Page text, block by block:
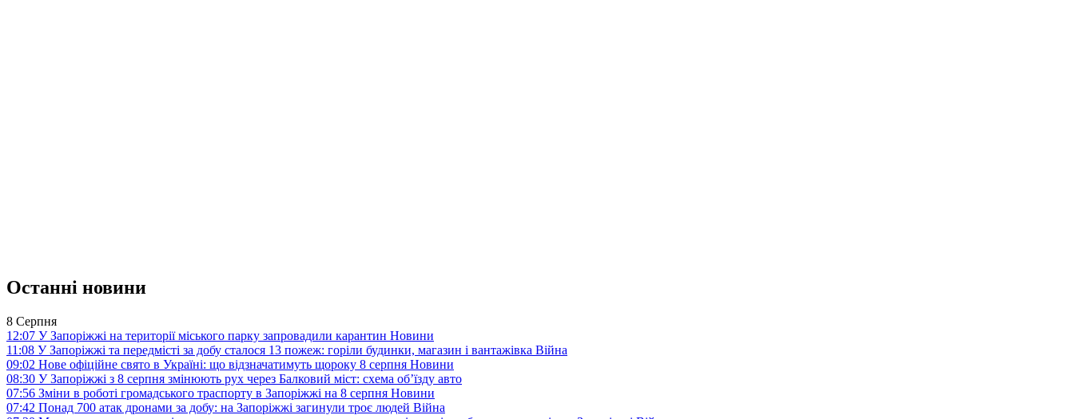
Останні новини
8 Серпня
12:07 У Запоріжжі на території міського парку запровадили карантин Новини
11:08 У Запоріжжі та передмісті за добу сталося 13 пожеж: горіли будинки, магазин і вантажівка Війна
09:02 Нове офіційне свято в Україні: що відзначатимуть щороку 8 серпня Новини
08:30 У Запоріжжі з 8 серпня змінюють рух через Балковий міст: схема об’їзду авто
07:56 Зміни в роботі громадського траспорту в Запоріжжі на 8 серпня Новини
07:42 Понад 700 атак дронами за добу: на Запоріжжі загинули троє людей Війна